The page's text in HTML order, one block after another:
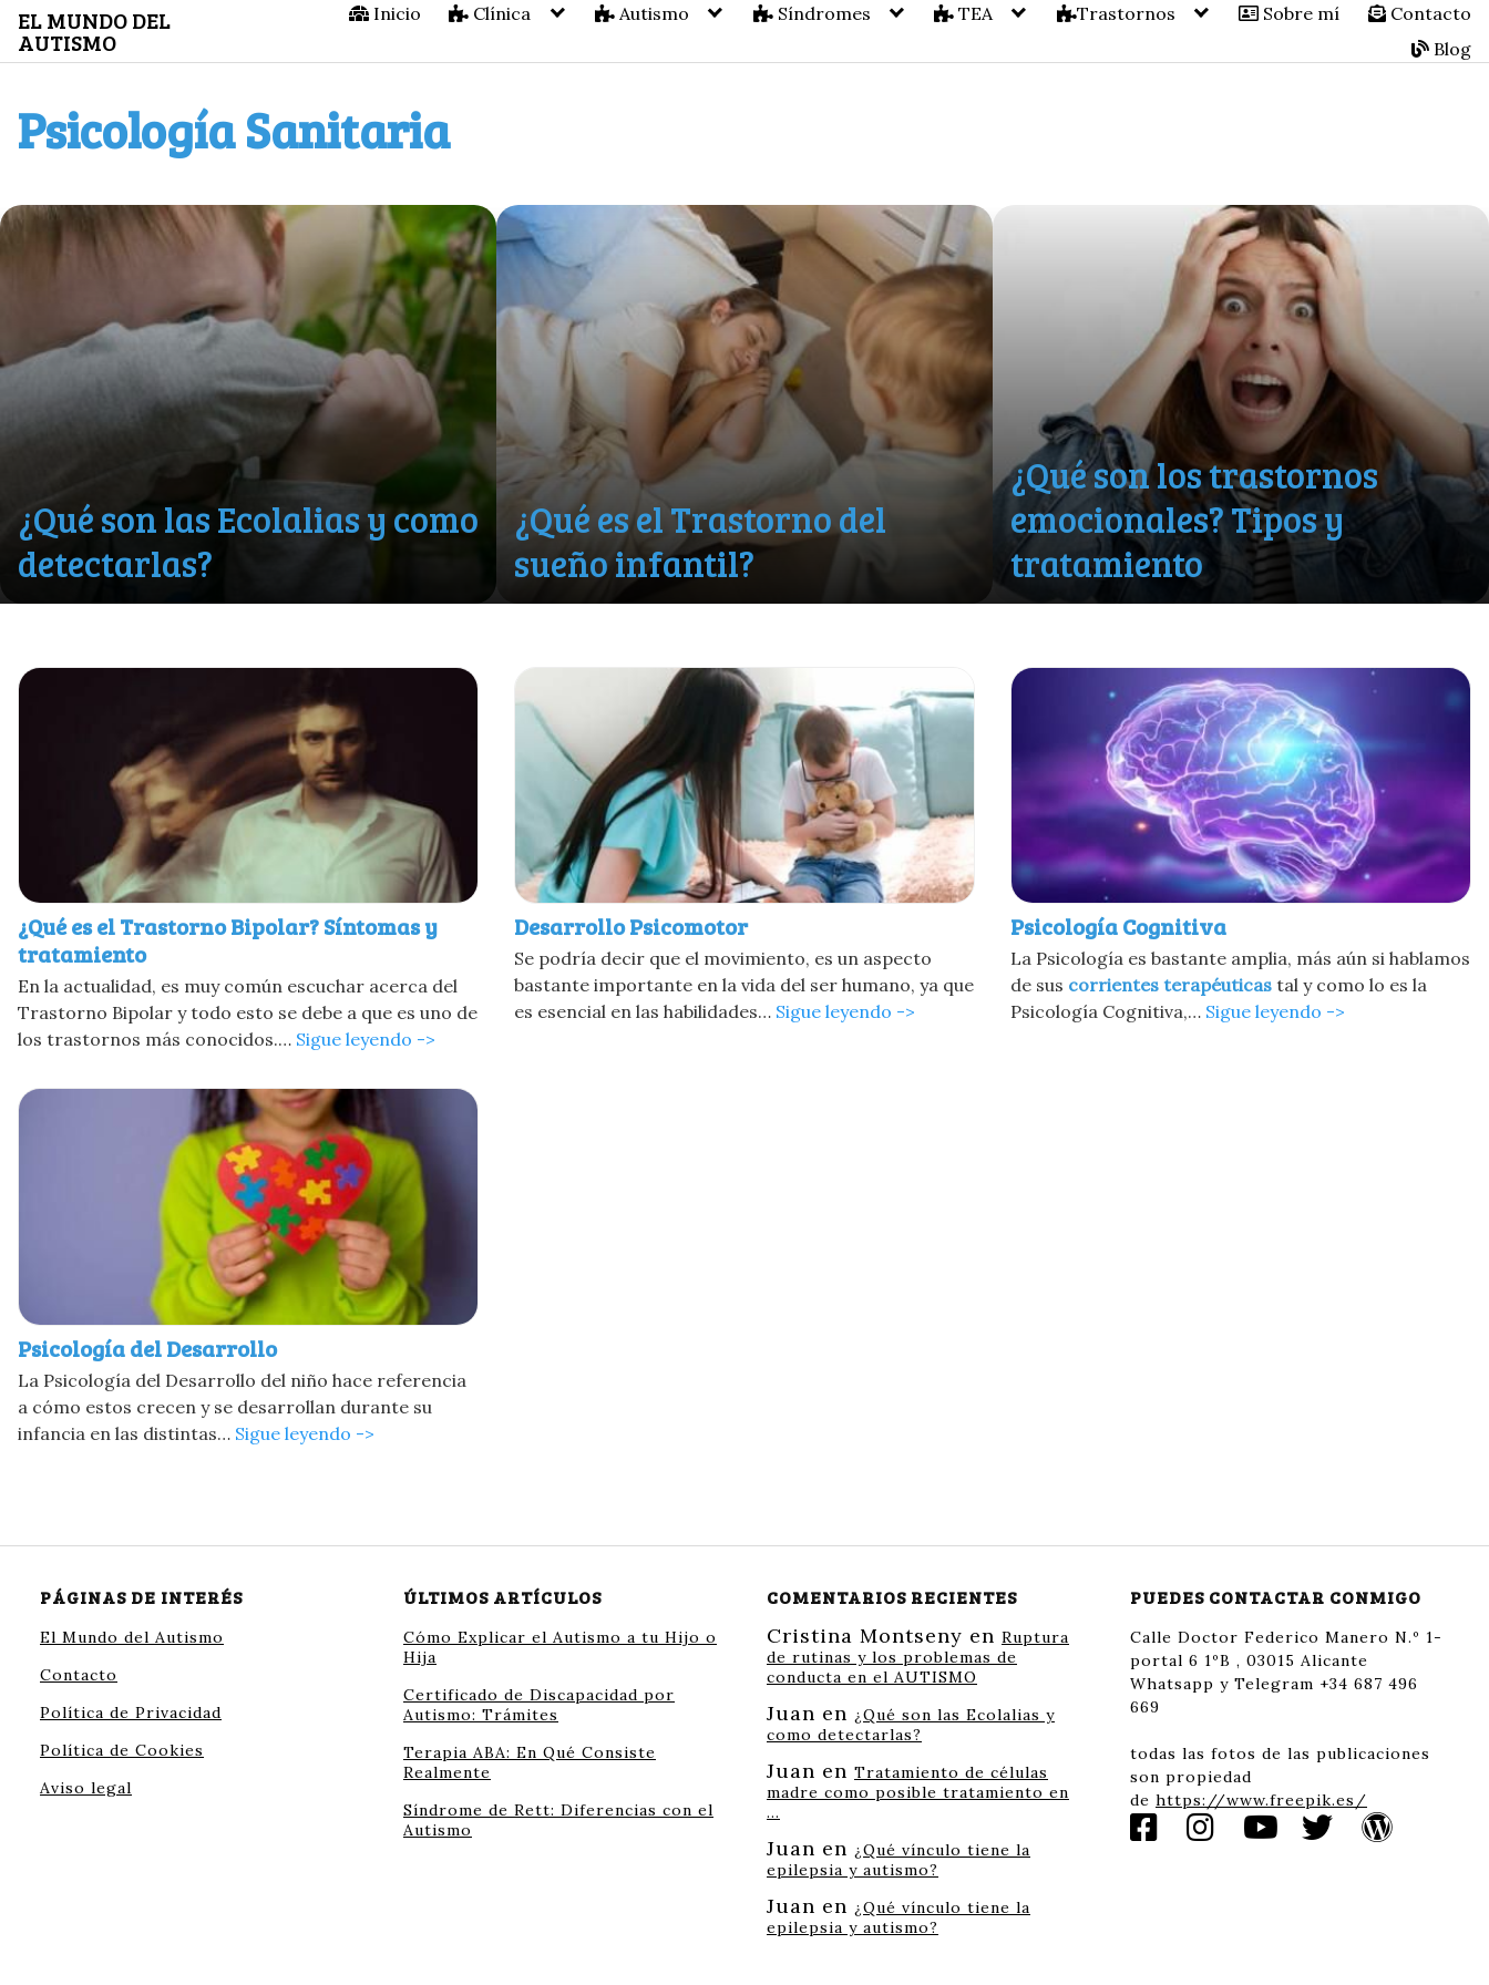
Saltar
contenido
EL MUNDO DEL
AUTISMO
Inicio Clínica Autismo Síndromes TEA Trastornos Sobre mí
Contacto
Blog
Psicología Sanitaria
¿Qué son las Ecolalias y como
detectarlas?
¿Qué es el Trastorno del
sueño infantil?
¿Qué son los trastornos
emocionales? Tipos y
tratamiento
¿Qué es el Trastorno Bipolar? Síntomas y
tratamiento
En la actualidad, es muy común escuchar acerca del
Trastorno Bipolar y todo esto se debe a que es uno de
los trastornos más conocidos.… Sigue leyendo ->
Desarrollo Psicomotor
Se podría decir que el movimiento, es un aspecto
bastante importante en la vida del ser humano, ya que
es esencial en las habilidades… Sigue leyendo ->
Psicología Cognitiva
La Psicología es bastante amplia, más aún si hablamos
de sus corrientes terapéuticas tal y como lo es la
Psicología Cognitiva,… Sigue leyendo ->
Psicología del Desarrollo
La Psicología del Desarrollo del niño hace referencia
a cómo estos crecen y se desarrollan durante su
infancia en las distintas… Sigue leyendo ->
PÁGINAS DE INTERÉS
El Mundo del Autismo
Contacto
Política de Privacidad
Política de Cookies
Aviso legal
ÚLTIMOS ARTÍCULOS
Cómo Explicar el Autismo a tu Hijo o
Hija
Certificado de Discapacidad por
Autismo: Trámites
Terapia ABA: En Qué Consiste
Realmente
Síndrome de Rett: Diferencias con el
Autismo
COMENTARIOS RECIENTES
Cristina Montseny en Ruptura
de rutinas y los problemas de
conducta en el AUTISMO
Juan en ¿Qué son las Ecolalias y
como detectarlas?
Juan en Tratamiento de células
madre como posible tratamiento en
…
Juan en ¿Qué vínculo tiene la
epilepsia y autismo?
Juan en ¿Qué vínculo tiene la
epilepsia y autismo?
PUEDES CONTACTAR CONMIGO
Calle Doctor Federico Manero N.º 1-
portal 6 1ºB , 03015 Alicante
Whatsapp y Telegram +34 687 496
669
todas las fotos de las publicaciones
son propiedad
de https://www.freepik.es/